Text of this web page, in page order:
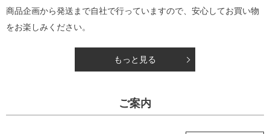
商品企画から発送まで自社で行っていますので、安心してお買い物
をお楽しみください。
もっと見る
ご案内